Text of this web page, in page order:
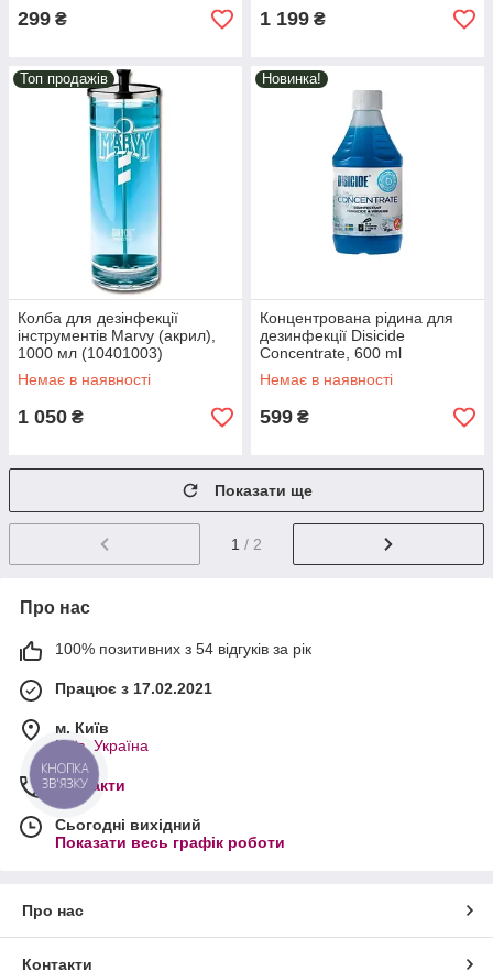
299 ₴ 1 199 ₴
Топ продажів
Колба для дезінфекції
інструментів Marvy (акрил),
1000 мл (10401003)
Немає в наявності
1 050 ₴
Новинка!
Концентрована рідина для
дезинфекції Disicide
Concentrate, 600 ml
(D035001)
Немає в наявності
599 ₴
Показати ще
1 / 2
Про нас
100% позитивних з 54 відгуків за рік
Працює з 17.02.2021
м. Київ
Київ, Україна
Контакти
Сьогодні вихідний
Показати весь графік роботи
Про нас
Контакти
КНОПКА
ЗВ'ЯЗКУ